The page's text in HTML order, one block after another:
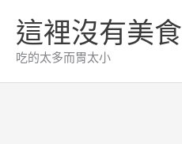
這裡沒有美食
吃的太多而胃太小